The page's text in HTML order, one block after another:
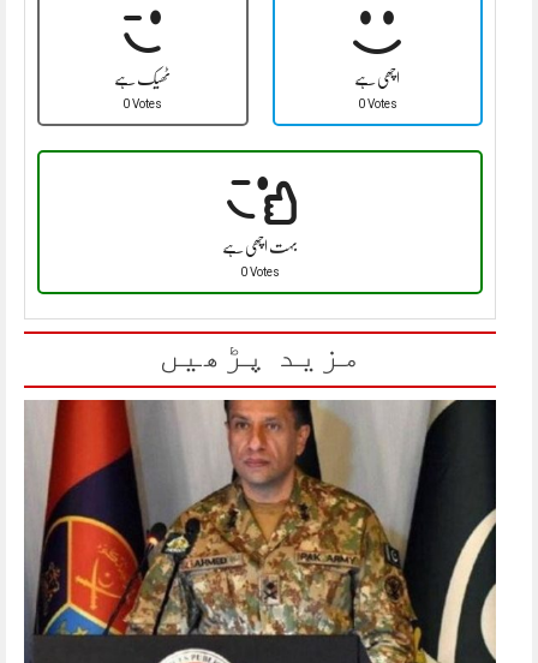
ٹھیک ہے
0 Votes
اچھی ہے
0 Votes
بہت اچھی ہے
0 Votes
مزید پڑھیں